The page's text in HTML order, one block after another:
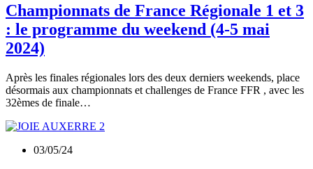
Championnats de France Régionale 1 et 3
: le programme du weekend (4-5 mai
2024)
Après les finales régionales lors des deux derniers weekends, place
désormais aux championnats et challenges de France FFR , avec les
32èmes de finale…
03/05/24